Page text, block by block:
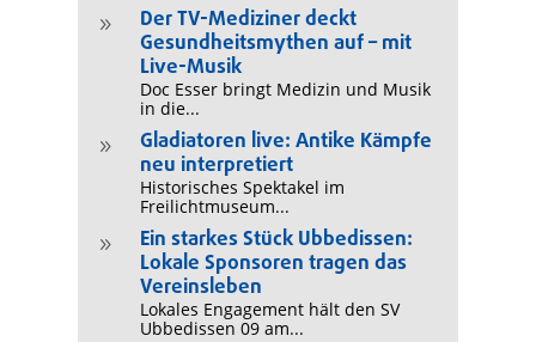
9
Der TV-Mediziner deckt
Gesundheitsmythen auf – mit
Live-Musik
Doc Esser bringt Medizin und Musik
in die...
9
Gladiatoren live: Antike Kämpfe
neu interpretiert
Historisches Spektakel im
Freilichtmuseum...
9
Ein starkes Stück Ubbedissen:
Lokale Sponsoren tragen das
Vereinsleben
Lokales Engagement hält den SV
Ubbedissen 09 am...